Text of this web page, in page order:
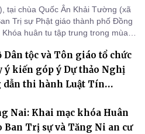
tại chùa Quốc Ân Khải Tường (xã
Trị sự Phật giáo thành phố Đồng
huân tu tập trung trong mùa
hạ chùa Quốc Ân Khải Tường.
Dân tộc và Tôn giáo tổ chức
ý kiến góp ý Dự thảo Nghị
dẫn thi hành Luật Tín
Nai: Khai mạc khóa Huân
Ban Trị sự và Tăng Ni an cư